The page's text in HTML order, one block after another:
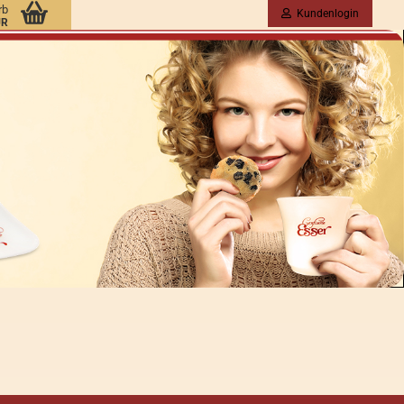
Kundenlogin